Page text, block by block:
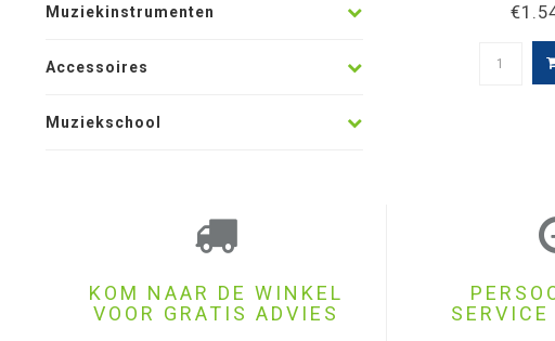
Muziekinstrumenten
Accessoires
Muziekschool
KOM NAAR DE WINKEL
VOOR GRATIS ADVIES